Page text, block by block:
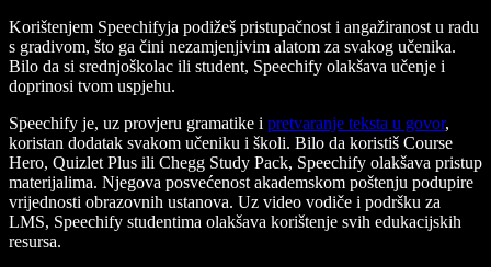
Korištenjem Speechifyja podižeš pristupačnost i angažiranost u radu
s gradivom, što ga čini nezamjenjivim alatom za svakog učenika.
Bilo da si srednjoškolac ili student, Speechify olakšava učenje i
doprinosi tvom uspjehu.
Speechify je, uz provjeru gramatike i pretvaranje teksta u govor,
koristan dodatak svakom učeniku i školi. Bilo da koristiš Course
Hero, Quizlet Plus ili Chegg Study Pack, Speechify olakšava pristup
materijalima. Njegova posvećenost akademskom poštenju podupire
vrijednosti obrazovnih ustanova. Uz video vodiče i podršku za
LMS, Speechify studentima olakšava korištenje svih edukacijskih
resursa.